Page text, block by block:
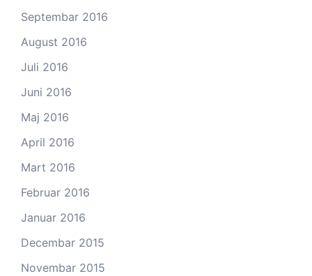
Septembar 2016
August 2016
Juli 2016
Juni 2016
Maj 2016
April 2016
Mart 2016
Februar 2016
Januar 2016
Decembar 2015
Novembar 2015